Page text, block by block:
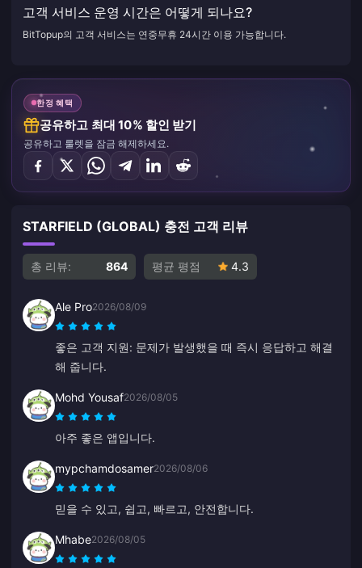
고객 서비스 운영 시간은 어떻게 되나요?
BitTopup의 고객 서비스는 연중무휴 24시간 이용 가능합니다.
한정 혜택
공유하고 최대 10% 할인 받기
공유하고 룰렛을 잠금 해제하세요.
STARFIELD (GLOBAL) 충전 고객 리뷰
총 리뷰: 864 평균 평점 4.3
Ale Pro2026/08/09
좋은 고객 지원: 문제가 발생했을 때 즉시 응답하고 해결
해 줍니다.
Mohd Yousaf2026/08/05
아주 좋은 앱입니다.
mypchamdosamer2026/08/06
믿을 수 있고, 쉽고, 빠르고, 안전합니다.
Mhabe2026/08/05